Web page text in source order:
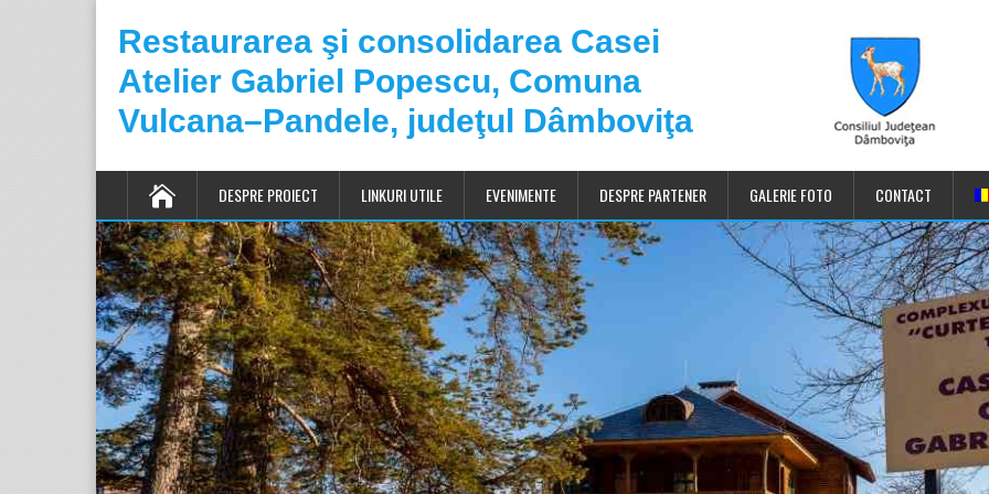
Restaurarea şi consolidarea Casei
Atelier Gabriel Popescu, Comuna
Vulcana–Pandele, judeţul Dâmboviţa
DESPRE PROIECT LINKURI UTILE EVENIMENTE DESPRE PARTENER GALERIE FOTO CONTACT